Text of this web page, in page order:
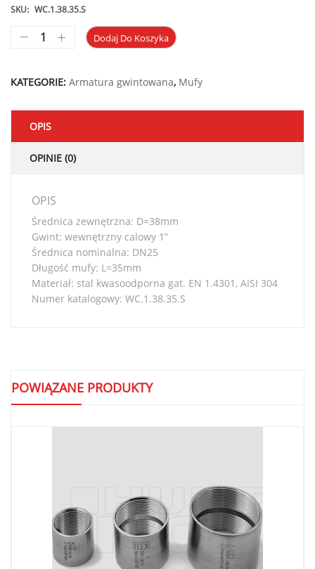
SKU: WC.1.38.35.S
Dodaj Do Koszyka
KATEGORIE: Armatura gwintowana, Mufy
OPIS
OPINIE (0)
OPIS
Średnica zewnętrzna: D=38mm
Gwint: wewnętrzny calowy 1”
Średnica nominalna: DN25
Długość mufy: L=35mm
Materiał: stal kwasoodporna gat. EN 1.4301, AISI 304
Numer katalogowy: WC.1.38.35.S
POWIĄZANE PRODUKTY